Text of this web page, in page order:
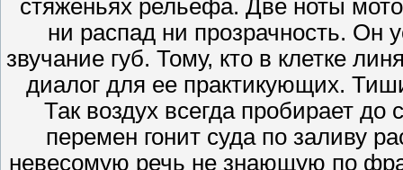
стяженьях рельефа. Две ноты
ни распад ни прозрачность. Он
звучание губ. Тому, кто в клетке
диалог для ее практикующих.
Так воздух всегда пробирает
перемен гонит суда по заливу
невесомую речь не знающую по